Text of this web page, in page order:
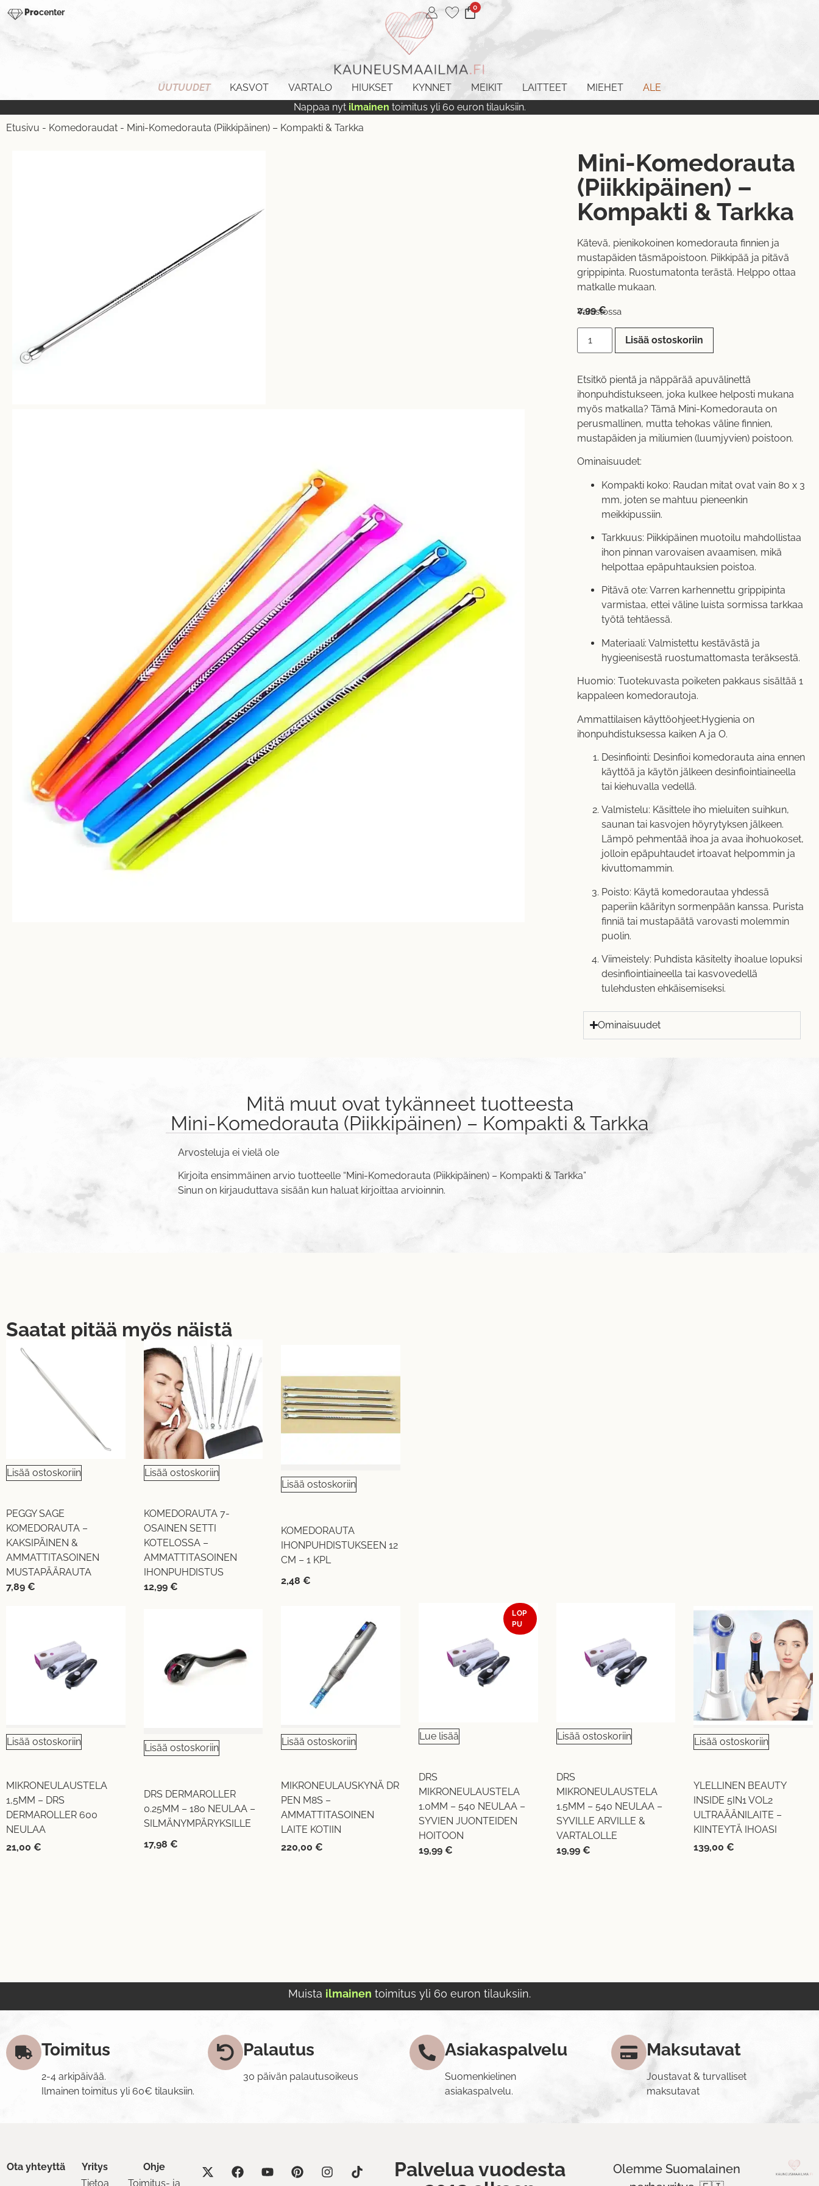
Procenter 0
UUTUUDET KASVOT VARTALO HIUKSET KYNNET MEIKIT LAITTEET MIEHET
ALE
Nappaa nyt ilmainen toimitus yli 60 euron tilauksiin.
Etusivu - Komedoraudat - Mini-Komedorauta (Piikkipäinen) – Kompakti & Tarkka
Mini-Komedorauta
(Piikkipäinen) –
Kompakti & Tarkka
Kätevä, pienikokoinen komedorauta finnien ja
mustapäiden täsmäpoistoon. Piikkipää ja pitävä
grippipinta. Ruostumatonta terästä. Helppo ottaa
matkalle mukaan.
2,99€
Varastossa
Lisää ostoskoriin
Etsitkö pientä ja näppärää apuvälinettä
ihonpuhdistukseen, joka kulkee helposti mukana
myös matkalla? Tämä Mini-Komedorauta on
perusmallinen, mutta tehokas väline finnien,
mustapäiden ja miliumien (luumjyvien) poistoon.
Ominaisuudet:
Kompakti koko: Raudan mitat ovat vain 80 x 3
mm, joten se mahtuu pieneenkin
meikkipussiin.
Tarkkuus: Piikkipäinen muotoilu mahdollistaa
ihon pinnan varovaisen avaamisen, mikä
helpottaa epäpuhtauksien poistoa.
Pitävä ote: Varren karhennettu grippipinta
varmistaa, ettei väline luista sormissa tarkkaa
työtä tehtäessä.
Materiaali: Valmistettu kestävästä ja
hygieenisestä ruostumattomasta teräksestä.
Huomio: Tuotekuvasta poiketen pakkaus sisältää 1
kappaleen komedorautoja.
Ammattilaisen käyttöohjeet:Hygienia on
ihonpuhdistuksessa kaiken A ja O.
Desinfiointi: Desinfioi komedorauta aina ennen
käyttöä ja käytön jälkeen desinfiointiaineella
tai kiehuvalla vedellä.
Valmistelu: Käsittele iho mieluiten suihkun,
saunan tai kasvojen höyrytyksen jälkeen.
Lämpö pehmentää ihoa ja avaa ihohuokoset,
jolloin epäpuhtaudet irtoavat helpommin ja
kivuttomammin.
Poisto: Käytä komedorautaa yhdessä
paperiin käärityn sormenpään kanssa. Purista
finniä tai mustapäätä varovasti molemmin
puolin.
Viimeistely: Puhdista käsitelty ihoalue lopuksi
desinfiointiaineella tai kasvovedellä
tulehdusten ehkäisemiseksi.
Ominaisuudet
Mitä muut ovat tykänneet tuotteesta
Mini-Komedorauta (Piikkipäinen) – Kompakti & Tarkka
Arvosteluja ei vielä ole
Kirjoita ensimmäinen arvio tuotteelle “Mini-Komedorauta (Piikkipäinen) – Kompakti & Tarkka”
Sinun on kirjauduttava sisään kun haluat kirjoittaa arvioinnin.
Saatat pitää myös näistä
Lisää ostoskoriin
PEGGY SAGE
KOMEDORAUTA –
KAKSIPÄINEN &
AMMATTITASOINEN
MUSTAPÄÄRAUTA
7,89 €
Lisää ostoskoriin
KOMEDORAUTA 7-
OSAINEN SETTI
KOTELOSSA –
AMMATTITASOINEN
IHONPUHDISTUS
12,99 €
Lisää ostoskoriin
KOMEDORAUTA
IHONPUHDISTUKSEEN 12
CM – 1 KPL
2,48€
Lisää ostoskoriin
MIKRONEULAUSTELA
1,5MM – DRS
DERMAROLLER 600
NEULAA
21,00 €
Lisää ostoskoriin
DRS DERMAROLLER
0.25MM – 180 NEULAA –
SILMÄNYMPÄRYKSILLE
17,98 €
Lisää ostoskoriin
MIKRONEULAUSKYNÄ DR
PEN M8S –
AMMATTITASOINEN
LAITE KOTIIN
220,00€
LOP
PU
Lue lisää
DRS
MIKRONEULAUSTELA
1.0MM – 540 NEULAA –
SYVIEN JUONTEIDEN
HOITOON
19,99 €
Lisää ostoskoriin
DRS
MIKRONEULAUSTELA
1.5MM – 540 NEULAA –
SYVILLE ARVILLE &
VARTALOLLE
19,99 €
Lisää ostoskoriin
YLELLINEN BEAUTY
INSIDE 5IN1 VOL2
ULTRAÄÄNILAITE –
KIINTEYTÄ IHOASI
139,00€
Muista ilmainen toimitus yli 60 euron tilauksiin.
Toimitus
2-4 arkipäivää.
Ilmainen toimitus yli 60€ tilauksiin.
Palautus
30 päivän palautusoikeus
Asiakaspalvelu
Suomenkielinen
asiakaspalvelu.
Maksutavat
Joustavat & turvalliset
maksutavat
Ota yhteyttä
Yritys
Tietoa
Ohje
Toimitus- ja
Palvelua vuodesta
Olemme Suomalainen